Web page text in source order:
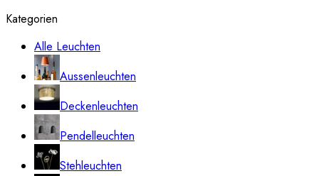
Kategorien
Alle Leuchten
Aussenleuchten
Deckenleuchten
Pendelleuchten
Stehleuchten